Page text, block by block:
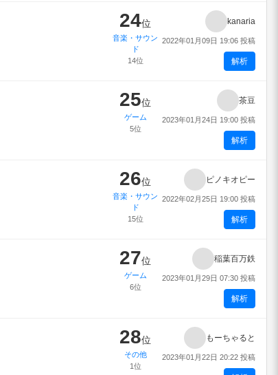
24位
音楽・サウン
ド
14位
kanaria
2022年01月09日 19:06 投稿
解析
25位
ゲーム
5位
茶豆
2023年01月24日 19:00 投稿
解析
26位
音楽・サウン
ド
15位
ピノキオピー
2022年02月25日 19:00 投稿
解析
27位
ゲーム
6位
稲葉百万鉄
2023年01月29日 07:30 投稿
解析
28位
その他
1位
もーちゃると
2023年01月22日 20:22 投稿